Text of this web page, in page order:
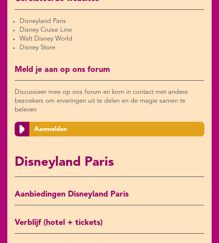
Disneyland Paris
Disney Cruise Line
Walt Disney World
Disney Store
Meld je aan op ons forum
Discussieer mee op ons forum en kom in contact met andere
bezoekers om ervaringen uit te delen en de magie samen te
beleven
Aanmelden
Disneyland Paris
Aanbiedingen Disneyland Paris
Verblijf (hotel + tickets)